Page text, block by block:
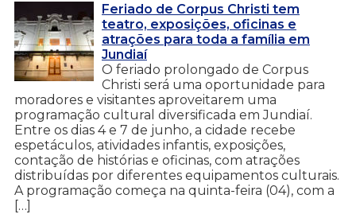
Feriado de Corpus Christi tem
teatro, exposições, oficinas e
atrações para toda a família em
Jundiaí
O feriado prolongado de Corpus
Christi será uma oportunidade para
moradores e visitantes aproveitarem uma
programação cultural diversificada em Jundiaí.
Entre os dias 4 e 7 de junho, a cidade recebe
espetáculos, atividades infantis, exposições,
contação de histórias e oficinas, com atrações
distribuídas por diferentes equipamentos culturais.
A programação começa na quinta-feira (04), com a
[…]